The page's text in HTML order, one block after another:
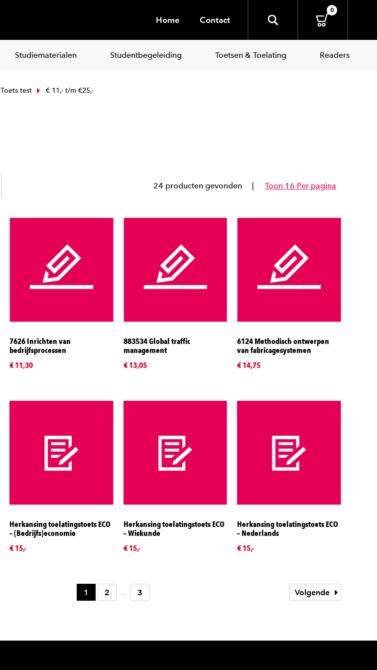
Home Contact
0
Studiematerialen Studentbegeleiding Toetsen & Toelating Readers
Toets test € 11,- t/m €25,-
24 producten gevonden Toon 16 Per pagina
7626 Inrichten van
bedrijfsprocessen
€ 11,30
883534 Global traffic
management
€ 13,05
6124 Methodisch ontwerpen
van fabricagesystemen
€ 14,75
Herkansing toelatingstoets ECO
– (Bedrijfs)economie
€ 15,-
Herkansing toelatingstoets ECO
– Wiskunde
€ 15,-
Herkansing toelatingstoets ECO
– Nederlands
€ 15,-
Volgende
1 2 ... 3